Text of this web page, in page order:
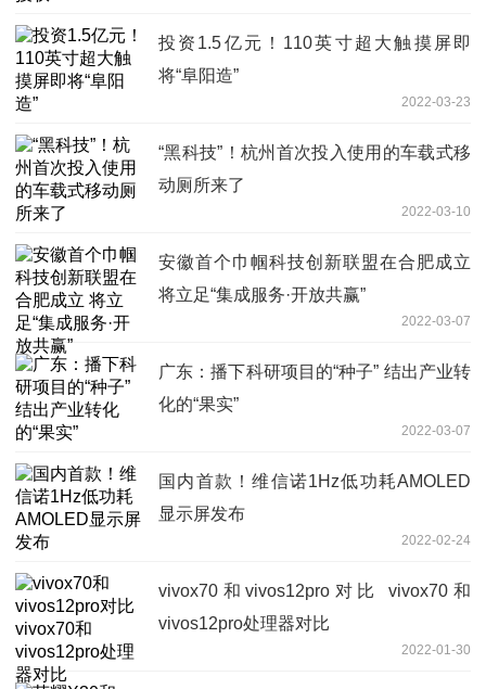
投资1.5亿元！110英寸超大触摸屏即
将“阜阳造”
2022-03-23
“黑科技”！杭州首次投入使用的车载式移
动厕所来了
2022-03-10
安徽首个巾帼科技创新联盟在合肥成立
将立足“集成服务·开放共赢”
2022-03-07
广东：播下科研项目的“种子” 结出产业转
化的“果实”
2022-03-07
国内首款！维信诺1Hz低功耗AMOLED
显示屏发布
2022-02-24
vivox70和vivos12pro对比 vivox70和
vivos12pro处理器对比
2022-01-30